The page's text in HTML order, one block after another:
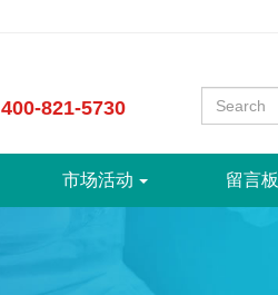
400-821-5730
市场活动 留言板